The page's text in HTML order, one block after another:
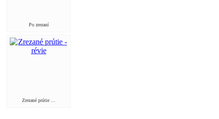
Po zrezaní
Zrezané prútie ...